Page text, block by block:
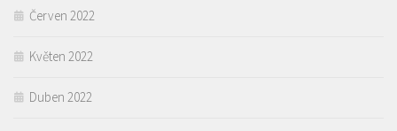
Červen 2022
Květen 2022
Duben 2022